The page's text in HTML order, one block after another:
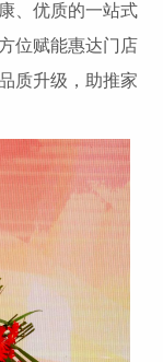
、优质的一站式
位赋能惠达门店
质升级，助推家